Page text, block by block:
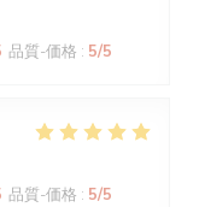
品質-価格 : 5/5
品質-価格 : 5/5